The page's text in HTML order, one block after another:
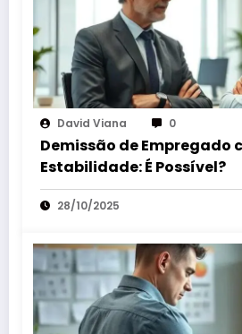
David Viana 0
Demissão de Empregado
Estabilidade: É Possível?
28/10/2025